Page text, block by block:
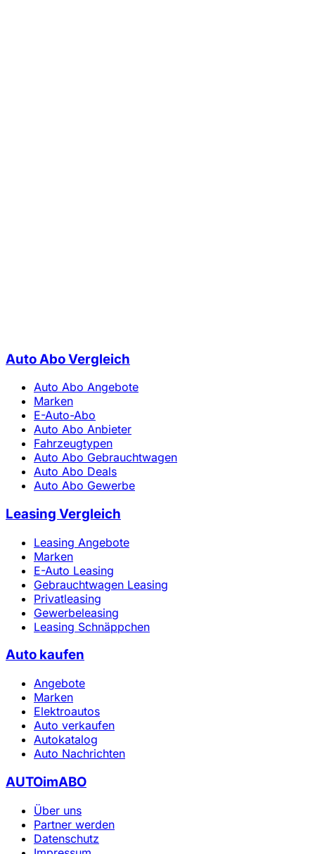
Auto Abo Vergleich
Auto Abo Angebote
Marken
E-Auto-Abo
Auto Abo Anbieter
Fahrzeugtypen
Auto Abo Gebrauchtwagen
Auto Abo Deals
Auto Abo Gewerbe
Leasing Vergleich
Leasing Angebote
Marken
E-Auto Leasing
Gebrauchtwagen Leasing
Privatleasing
Gewerbeleasing
Leasing Schnäppchen
Auto kaufen
Angebote
Marken
Elektroautos
Auto verkaufen
Autokatalog
Auto Nachrichten
AUTOimABO
Über uns
Partner werden
Datenschutz